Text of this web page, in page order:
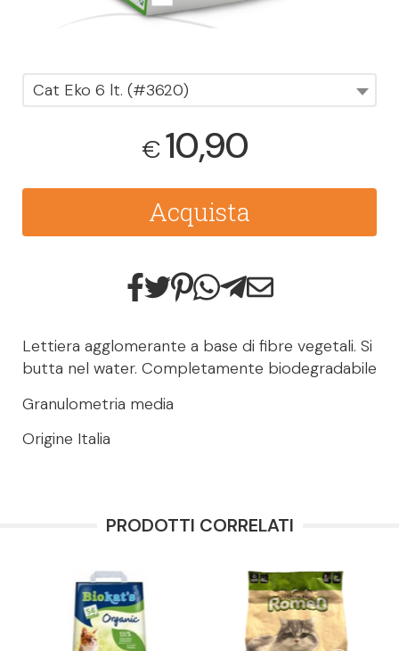
Cat Eko 6 lt. (#3620)
€10,90
Acquista
Lettiera agglomerante a base di fibre vegetali. Si
butta nel water. Completamente biodegradabile
Granulometria media
Origine Italia
PRODOTTI CORRELATI